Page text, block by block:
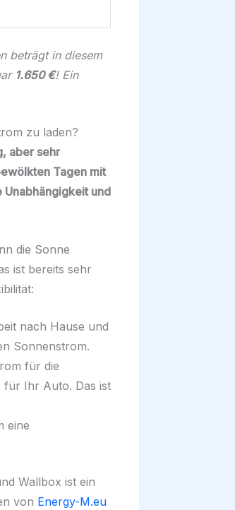
beträgt in diesem
1.650 €! Ein
zu laden?
aber sehr
Tagen mit
und
die Sonne
ist bereits sehr
nach Hause und
Sonnenstrom.
für die
für Ihr Auto. Das ist
eine
Wallbox ist ein
von Energy-M.eu